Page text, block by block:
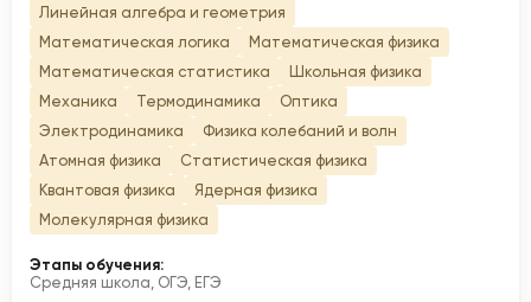
Линейная алгебра и геометрия
Математическая логика
Математическая физика
Математическая статистика
Школьная физика
Механика
Термодинамика
Оптика
Электродинамика
Физика колебаний и волн
Атомная физика
Статистическая физика
Квантовая физика
Ядерная физика
Молекулярная физика
Этапы обучения:
Средняя школа, ОГЭ, ЕГЭ